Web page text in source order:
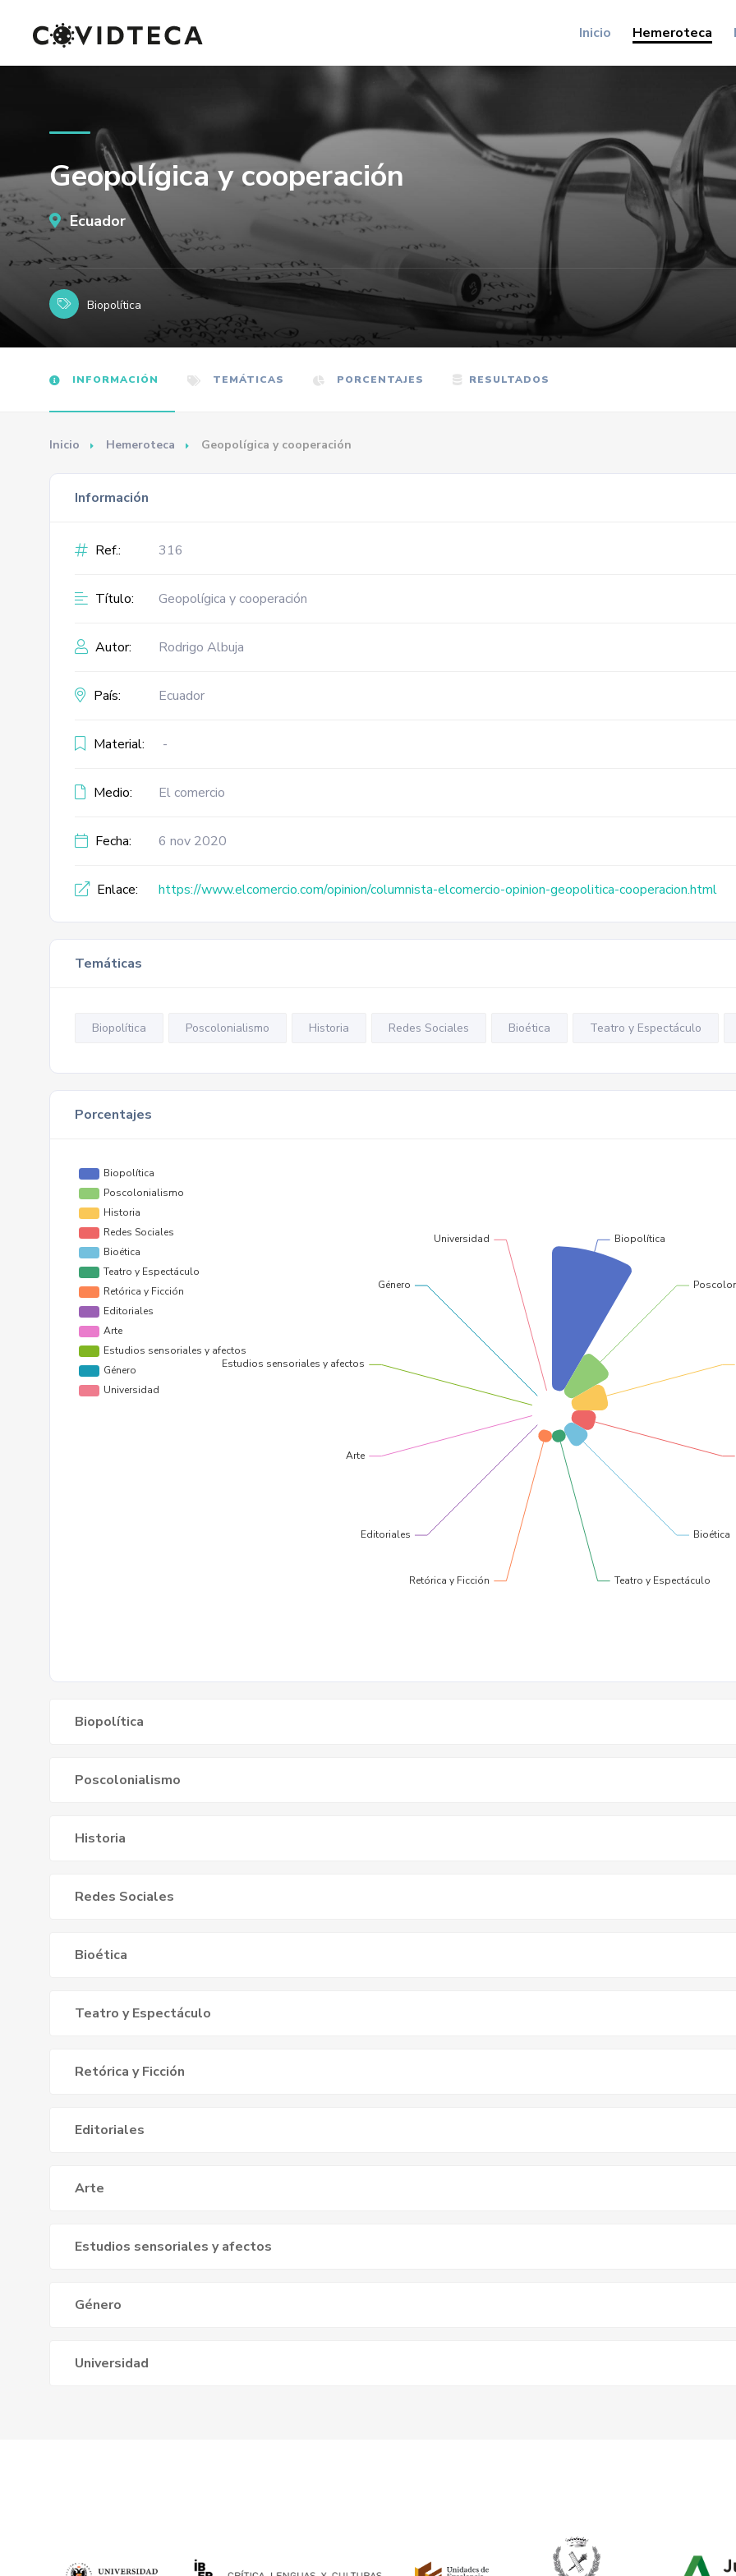
Inicio Hemeroteca
Geopolígica y cooperación
Ecuador
Biopolítica
INFORMACIÓN TEMÁTICAS PORCENTAJES RESULTADOS
Inicio Hemeroteca Geopolígica y cooperación
Información
Ref.: 316
Título: Geopolígica y cooperación
Autor: Rodrigo Albuja
País: Ecuador
Material: -
Medio: El comercio
Fecha: 6 nov 2020
Enlace: https://www.elcomercio.com/opinion/columnista-elcomercio-opinion-geopolitica-cooperacion.html
Temáticas
Biopolítica Poscolonialismo Historia Redes Sociales Bioética Teatro y Espectáculo
Porcentajes
Biopolítica
Poscolonialismo
Historia
Redes Sociales
Bioética
Teatro y Espectáculo
Retórica y Ficción
Editoriales
Arte
Estudios sensoriales y afectos
Género
Universidad